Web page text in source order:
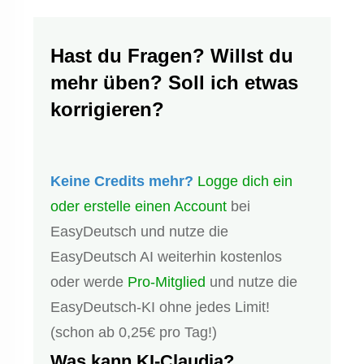
Hast du Fragen? Willst du
mehr üben? Soll ich etwas
korrigieren?
Keine Credits mehr? Logge dich ein
oder erstelle einen Account bei
EasyDeutsch und nutze die
EasyDeutsch AI weiterhin kostenlos
oder werde Pro-Mitglied und nutze die
EasyDeutsch-KI ohne jedes Limit!
(schon ab 0,25€ pro Tag!)